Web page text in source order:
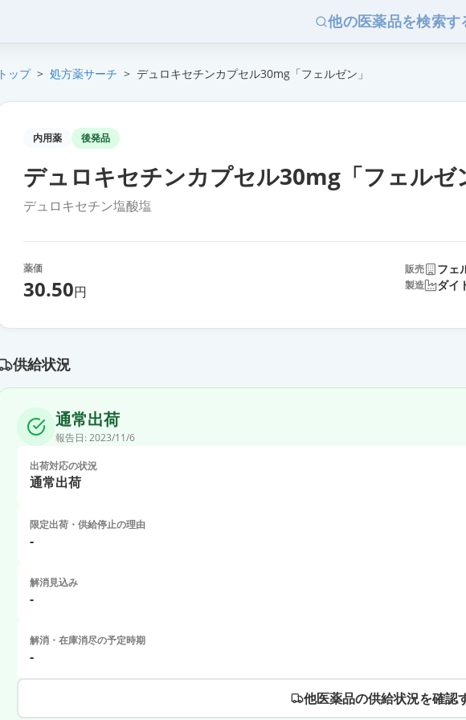
他の医薬品を検索す
トップ > 処方薬サーチ > デュロキセチンカプセル30mg「フェルゼン」
内用薬 後発品
デュロキセチンカプセル30mg「フェルゼ
デュロキセチン塩酸塩
薬価
30.50円
販売 フェ
製造 ダイ
供給状況
通常出荷
報告日: 2023/11/6
出荷対応の状況
通常出荷
限定出荷・供給停止の理由
-
解消見込み
-
解消・在庫消尽の予定時期
-
他医薬品の供給状況を確認